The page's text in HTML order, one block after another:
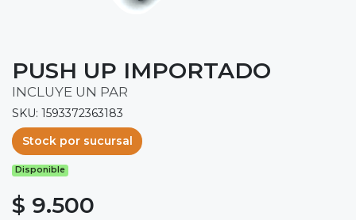
PUSH UP IMPORTADO
INCLUYE UN PAR
SKU: 1593372363183
Stock por sucursal
Disponible
$ 9.500